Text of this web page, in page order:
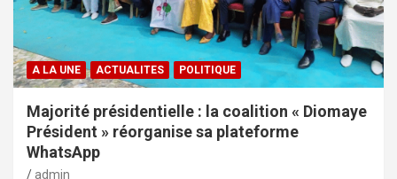
A LA UNE ACTUALITES POLITIQUE
Majorité présidentielle : la coalition « Diomaye
Président » réorganise sa plateforme
WhatsApp
admin